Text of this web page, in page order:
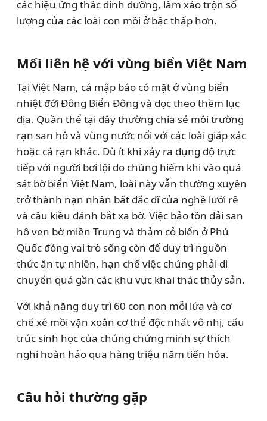
các hiệu ứng thác dinh dưỡng, làm xáo trộn số
lượng của các loài con mồi ở bậc thấp hơn.
Mối liên hệ với vùng biển Việt Nam
Tại Việt Nam, cá mập báo có mặt ở vùng biển
nhiệt đới Đông Biển Đông và dọc theo thềm lục
địa. Quần thể tại đây thường chia sẻ môi trường
rạn san hô và vùng nước nổi với các loài giáp xác
hoặc cá rạn khác. Dù ít khi xảy ra đụng độ trực
tiếp với người bơi lội do chúng hiếm khi vào quá
sát bờ biển Việt Nam, loài này vẫn thường xuyên
trở thành nạn nhân bất đắc dĩ của nghề lưới rê
và câu kiều đánh bắt xa bờ. Việc bảo tồn dải san
hô ven bờ miền Trung và thảm cỏ biển ở Phú
Quốc đóng vai trò sống còn để duy trì nguồn
thức ăn tự nhiên, hạn chế việc chúng phải di
chuyển quá gần các khu vực khai thác thủy sản.
Với khả năng duy trì 60 con non mỗi lứa và cơ
chế xé mồi vặn xoắn cơ thể độc nhất vô nhị, cấu
trúc sinh học của chúng chứng minh sự thích
nghi hoàn hảo qua hàng triệu năm tiến hóa.
Câu hỏi thường gặp